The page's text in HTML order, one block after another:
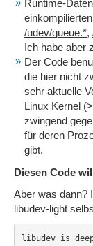
Runtime-
/udev/queue.*,
Ich habe aber
Der Code
die hier nicht
sehr aktuelle
Linux Kernel
zwingend
für deren
gibt.
Diesen Code
Aber was dann?
libudev-light
libudev is